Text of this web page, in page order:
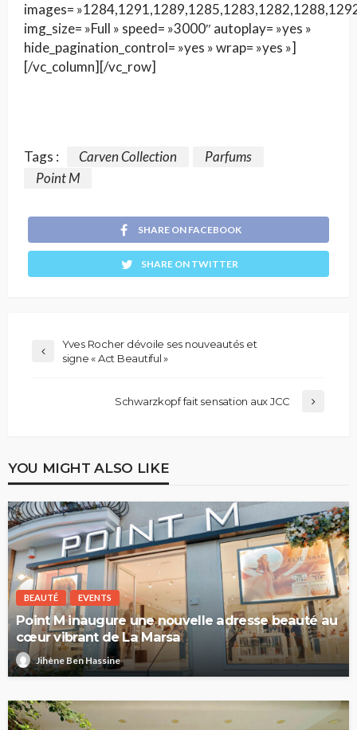
images=
img_size= »Full » speed= »3000″ autoplay= »yes »
hide_pagination_control= »yes » wrap= »yes »]
[/vc_column][/vc_row]
Tags : Carven Collection
Parfums
Point M
SHARE ON FACEBOOK
SHARE ON TWITTER
Yves Rocher dévoile ses nouveautés et
signe « Act Beautiful »
Schwarzkopf fait sensation aux JCC
YOU MIGHT ALSO LIKE
BEAUTÉ EVENTS
Point M inaugure une nouvelle adresse beauté au
cœur vibrant de La Marsa
Jihène Ben Hassine